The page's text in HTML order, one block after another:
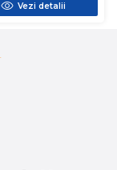
Vezi detalii